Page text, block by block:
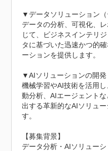
▼データソリューション（
データの分析、可視化、
じて、ビジネスインテリ
タに基づいた迅速かつ的
ーションを提供します。
▼AIソリューションの開発
機械学習やAI技術を活用
動分析、AIエージェント
出する革新的なAIソリュ
す。
【募集背景】
データ分析・AIソリューシ